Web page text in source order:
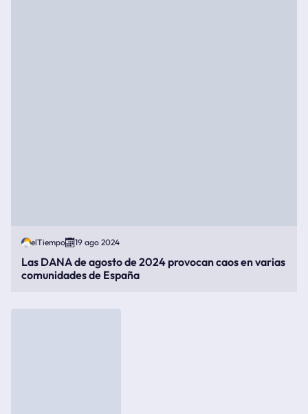
elTiempo 19 ago 2024
Las DANA de agosto de 2024 provocan caos en varias
comunidades de España